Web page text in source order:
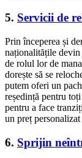
5. Servicii de
Prin începerea și
naționalitățile
de rolul lor de
dorește să se
putem oferi un
reședință pentru
pentru a face
un preț
6. Sprijin